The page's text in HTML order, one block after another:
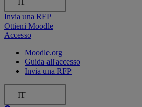
Invia una RFP
Ottieni Moodle
Accesso
Moodle.org
Guida all'accesso
Invia una RFP
IT